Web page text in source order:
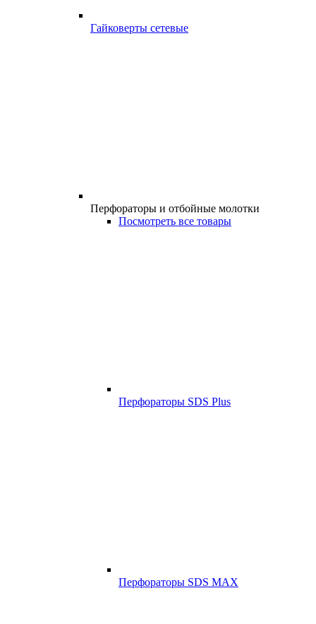
Гайковерты сетевые
Перфораторы и отбойные молотки
Посмотреть все товары
Перфораторы SDS Plus
Перфораторы SDS MAX